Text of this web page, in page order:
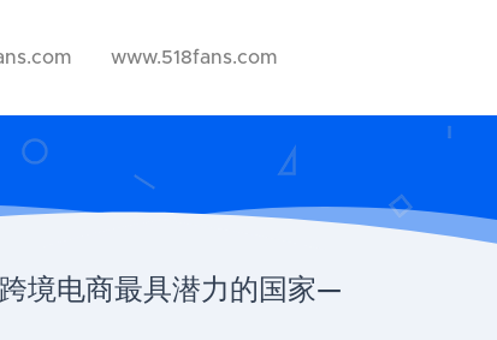
www.518fans.com
境电商最具潜力的国家—